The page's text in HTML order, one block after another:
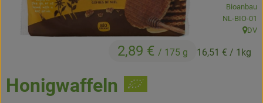
Kühltheke
Backstube
Über den Tag
Honigwaffeln
2,89 € / 175 g 16,51 € / 1kg
Bioanbau
,NL-BIO-01
,
DV